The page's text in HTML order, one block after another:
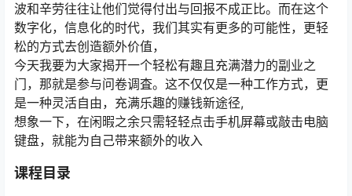
波和辛劳往往让他们觉得付出与回报不成正比。而在这个
数字化，信息化的时代，我们其实有更多的可能性，更轻
松的方式去创造额外价值，
今天我要为大家揭开一个轻松有趣且充满潜力的副业之
门，那就是参与问卷调査。这不仅仅是一种工作方式，更
是一种灵活自由，充满乐趣的赚钱新途径,
想象一下，在闲暇之余只需轻轻点击手机屏幕或敲击电脑
键盘，就能为自己带来额外的收入
课程目录